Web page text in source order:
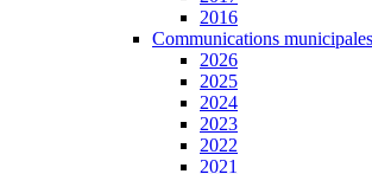
2016
Communications municipales
2026
2025
2024
2023
2022
2021